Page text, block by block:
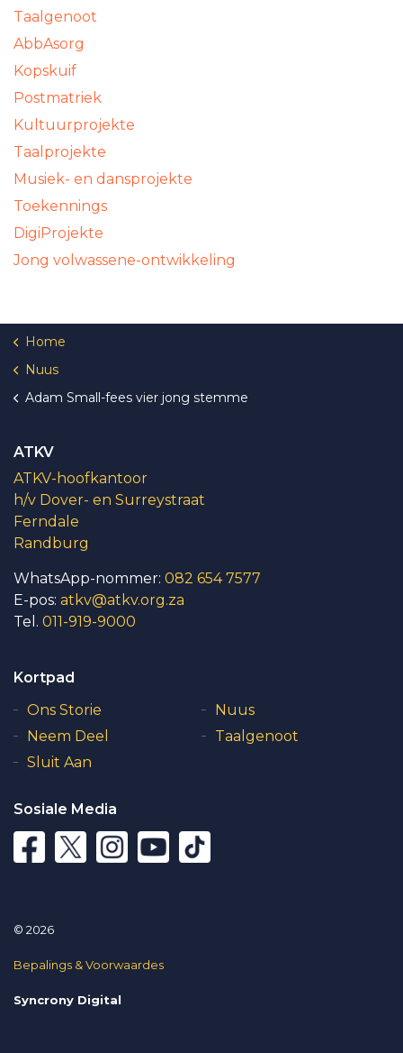
Taalgenoot
AbbAsorg
Kopskuif
Postmatriek
Kultuurprojekte
Taalprojekte
Musiek- en dansprojekte
Toekennings
DigiProjekte
Jong volwassene-ontwikkeling
Home
Nuus
Adam Small-fees vier jong stemme
ATKV
ATKV-hoofkantoor
h/v Dover- en Surreystraat
Ferndale
Randburg
WhatsApp-nommer: 082 654 7577
E-pos: atkv@atkv.org.za
Tel. 011-919-9000
Kortpad
Ons Storie
Nuus
Neem Deel
Taalgenoot
Sluit Aan
Sosiale Media
© 2026
Bepalings & Voorwaardes
Syncrony Digital